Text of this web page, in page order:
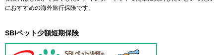
におすすめの海外旅行保険です。
SBIペット少額短期保険